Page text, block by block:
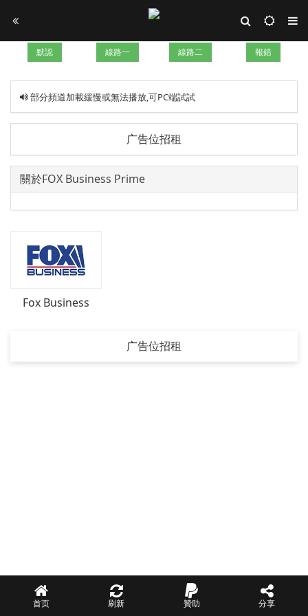
下載APP體驗更多精彩 下載
默認 線路一 線路二 報錯
部分頻道加載緩慢或無法播放,可PC端試試
广告位招租
關於FOX Business Prime
Fox Business
广告位招租
首页 刷新 贊助 分享